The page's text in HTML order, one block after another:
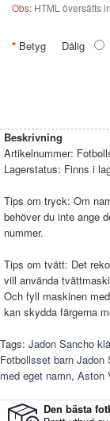
Obs: HTML översätts
Betyg Dålig
Beskrivning
Artikelnummer:
Lagerstatus: Finns i
Tips om tryck: Om
behöver du inte ange
nummer.
Tips om tvätt: Det
vill använda
Och fyll maskinen
kan skydda färgerna
Tags: Jadon Sancho
Fotbollsset barn Jadon
med eget namn, Aston
Den bästa